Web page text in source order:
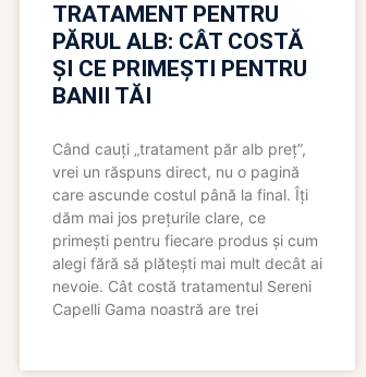
TRATAMENT PENTRU
PĂRUL ALB: CÂT COSTĂ
ȘI CE PRIMEȘTI PENTRU
BANII TĂI
Când cauți „tratament păr alb preț”,
vrei un răspuns direct, nu o pagină
care ascunde costul până la final. Îți
dăm mai jos prețurile clare, ce
primești pentru fiecare produs și cum
alegi fără să plătești mai mult decât ai
nevoie. Cât costă tratamentul Sereni
Capelli Gama noastră are trei